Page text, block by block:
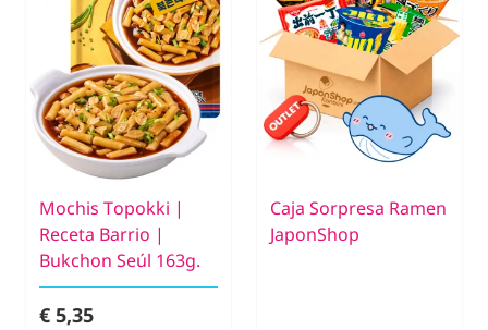
Mochis Topokki |
Receta Barrio |
Bukchon Seúl 163g.
€ 5,35
Caja Sorpresa Ramen
JaponShop